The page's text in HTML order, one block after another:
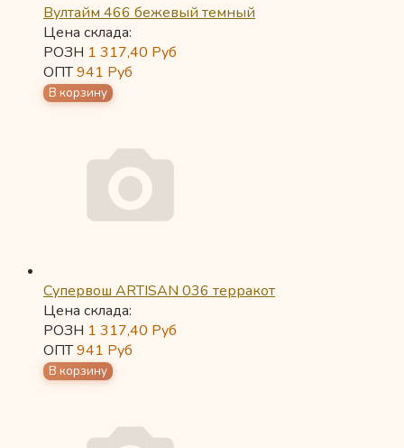
Вултайм 466 бежевый темный
Цена склада:
РОЗН 1 317,40 Руб
ОПТ941 Руб
Супервош ARTISAN 036 терракот
Цена склада:
РОЗН 1 317,40 Руб
ОПТ941 Руб